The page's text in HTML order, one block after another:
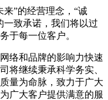
”的经营理念，“诚
一致承诺，我们将以过
于每一位客户。
络和品牌的影响力快速
将继续秉承科学务实、
量为命脉，致力于广大
广大客户提供满意的服